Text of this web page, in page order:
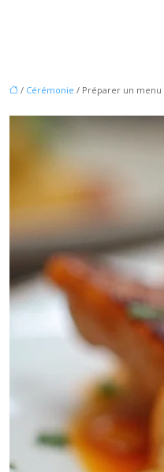
/ Cérémonie / Préparer un menu